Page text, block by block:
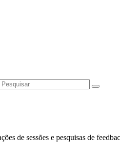
de sessões e pesquisas de